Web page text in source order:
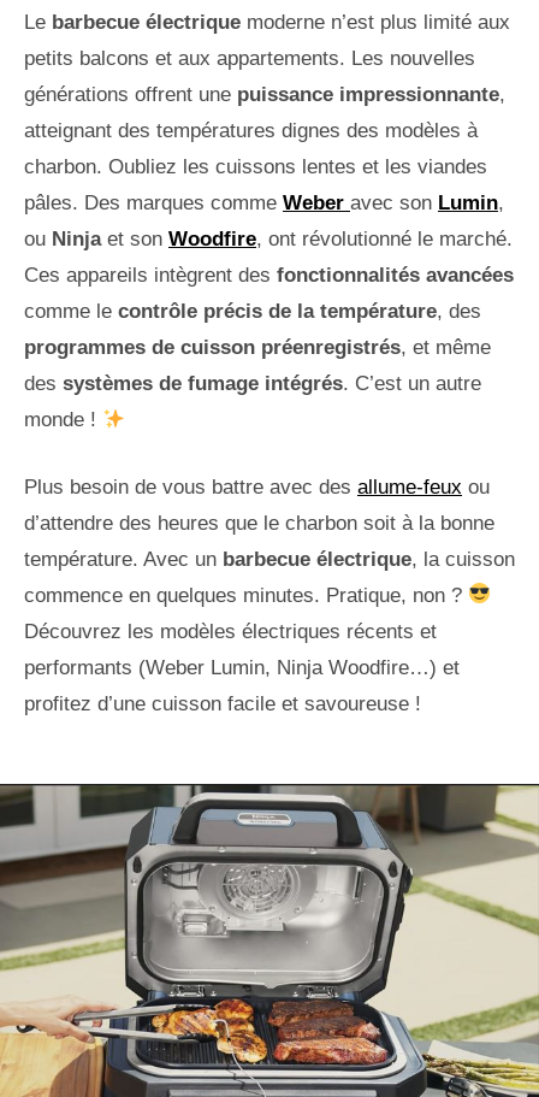
Le barbecue électrique moderne n’est plus limité aux
petits balcons et aux appartements. Les nouvelles
générations offrent une puissance impressionnante,
atteignant des températures dignes des modèles à
charbon. Oubliez les cuissons lentes et les viandes
pâles. Des marques comme Weber avec son Lumin,
ou Ninjaet son Woodfire, ont révolutionné le marché.
Ces appareils intègrent des fonctionnalités avancées
comme le contrôle précis de la température, des
programmes de cuisson préenregistrés, et même
des systèmes de fumage intégrés. C’est un autre
monde !
Plus besoin de vous battre avec des allume-feux ou
d’attendre des heures que le charbon soit à la bonne
température. Avec un barbecue électrique, la cuisson
commence en quelques minutes. Pratique, non ?
Découvrez les modèles électriques récents et
performants (Weber Lumin, Ninja Woodfire…) et
profitez d’une cuisson facile et savoureuse !